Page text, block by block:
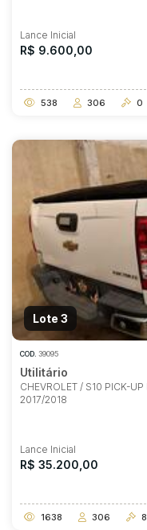
Lance Inicial
R$ 9.600,00
538 306 0
Lote 3
COD. 39095
Utilitário
CHEVROLET / S10 PICK-
2017/2018
Lance Inicial
R$ 35.200,00
1638 306 8